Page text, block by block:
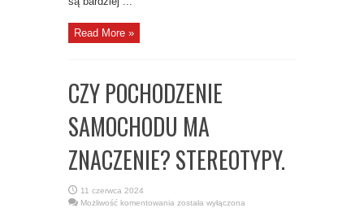
Read More »
CZY POCHODZENIE
SAMOCHODU MA
ZNACZENIE? STEREOTYPY.
11 czerwca 2024
Możliwość komentowania CZY
została wyłączona